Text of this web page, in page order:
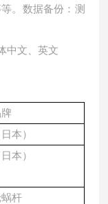
。数据备份：测
中文、英文
本）
本）
杆